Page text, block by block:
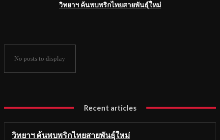
วิทยาฯ ค้นพบพริกไทยสายพันธุ์ใหม่
No posts to display
Recent articles
วิทยาฯ ค้นพบพริกไทยสายพันธุ์ใหม่